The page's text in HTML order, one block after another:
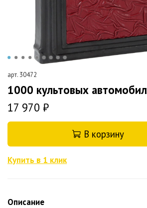
арт. 30472
1000 культовых
17 970 ₽
В корзину
Купить в 1 клик
Описание